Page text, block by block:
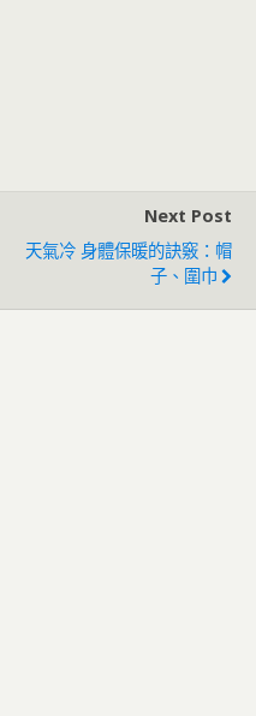
Next Post
天氣冷 身體保暖的訣竅：帽
子、圍巾